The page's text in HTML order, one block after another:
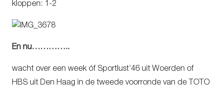
kloppen: 1-2
En nu…………..
wacht over een week óf Sportlust’46 uit Woerden of
HBS uit Den Haag in de tweede voorronde van de TOTO